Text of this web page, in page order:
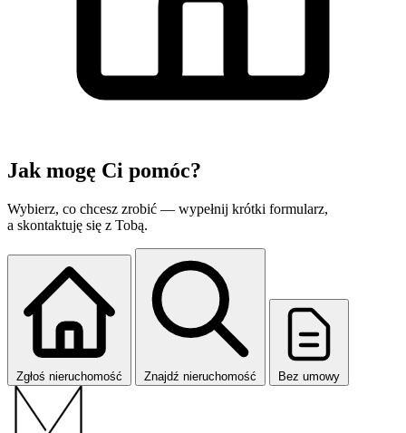
Jak mogę Ci pomóc?
Wybierz, co chcesz zrobić — wypełnij krótki formularz,
a skontaktuję się z Tobą.
Zgłoś nieruchomość Znajdź nieruchomość Bez umowy